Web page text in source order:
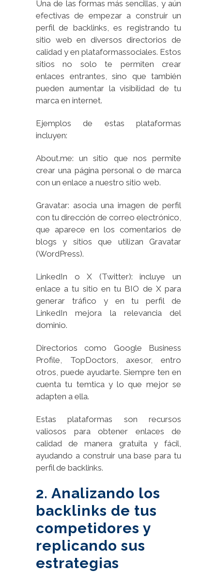
Una de las formas más sencillas, y aún
efectivas de empezar a construir un
perfil de backlinks, es registrando tu
sitio web en diversos directorios de
calidad y en plataformassociales. Estos
sitios no solo te permiten crear
enlaces entrantes, sino que también
pueden aumentar la visibilidad de tu
marca en internet.
Ejemplos de estas plataformas
incluyen:
About.me: un sitio que nos permite
crear una página personal o de marca
con un enlace a nuestro sitio web.
Gravatar: asocia una imagen de perfil
con tu dirección de correo electrónico,
que aparece en los comentarios de
blogs y sitios que utilizan Gravatar
(WordPress).
LinkedIn o X (Twitter): incluye un
enlace a tu sitio en tu BIO de X para
generar tráfico y en tu perfil de
LinkedIn mejora la relevancia del
dominio.
Directorios como Google Business
Profile, TopDoctors, axesor, entro
otros, puede ayudarte. Siempre ten en
cuenta tu temtica y lo que mejor se
adapten a ella.
Estas plataformas son recursos
valiosos para obtener enlaces de
calidad de manera gratuita y fácil,
ayudando a construir una base para tu
perfil de backlinks.
2. Analizando los
backlinks de tus
competidores y
replicando sus
estrategias